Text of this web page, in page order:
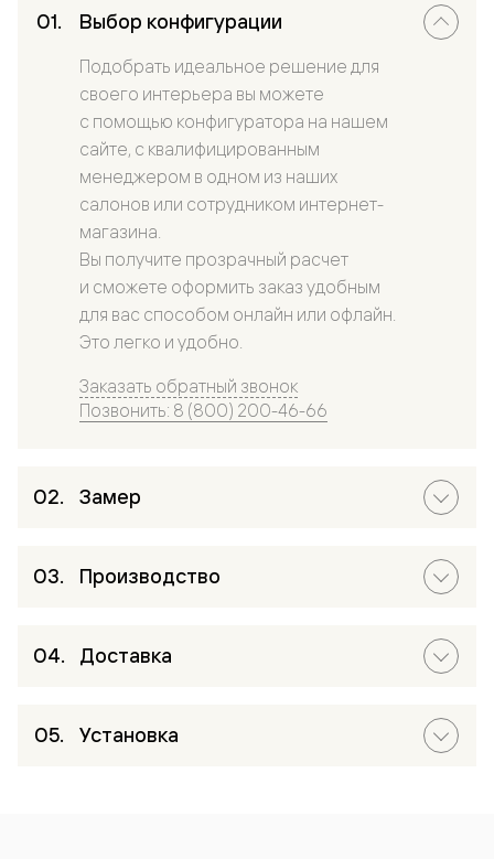
Выбор конфигурации
Подобрать идеальное решение для
своего интерьера вы можете
с помощью конфигуратора на нашем
сайте, с квалифицированным
менеджером в одном из наших
салонов или сотрудником интернет-
магазина.
Вы получите прозрачный расчет
и сможете оформить заказ удобным
для вас способом онлайн или офлайн.
Это легко и удобно.
Заказать обратный звонок
Позвонить: 8 (800) 200-46-66
Замер
Производство
Доставка
Установка